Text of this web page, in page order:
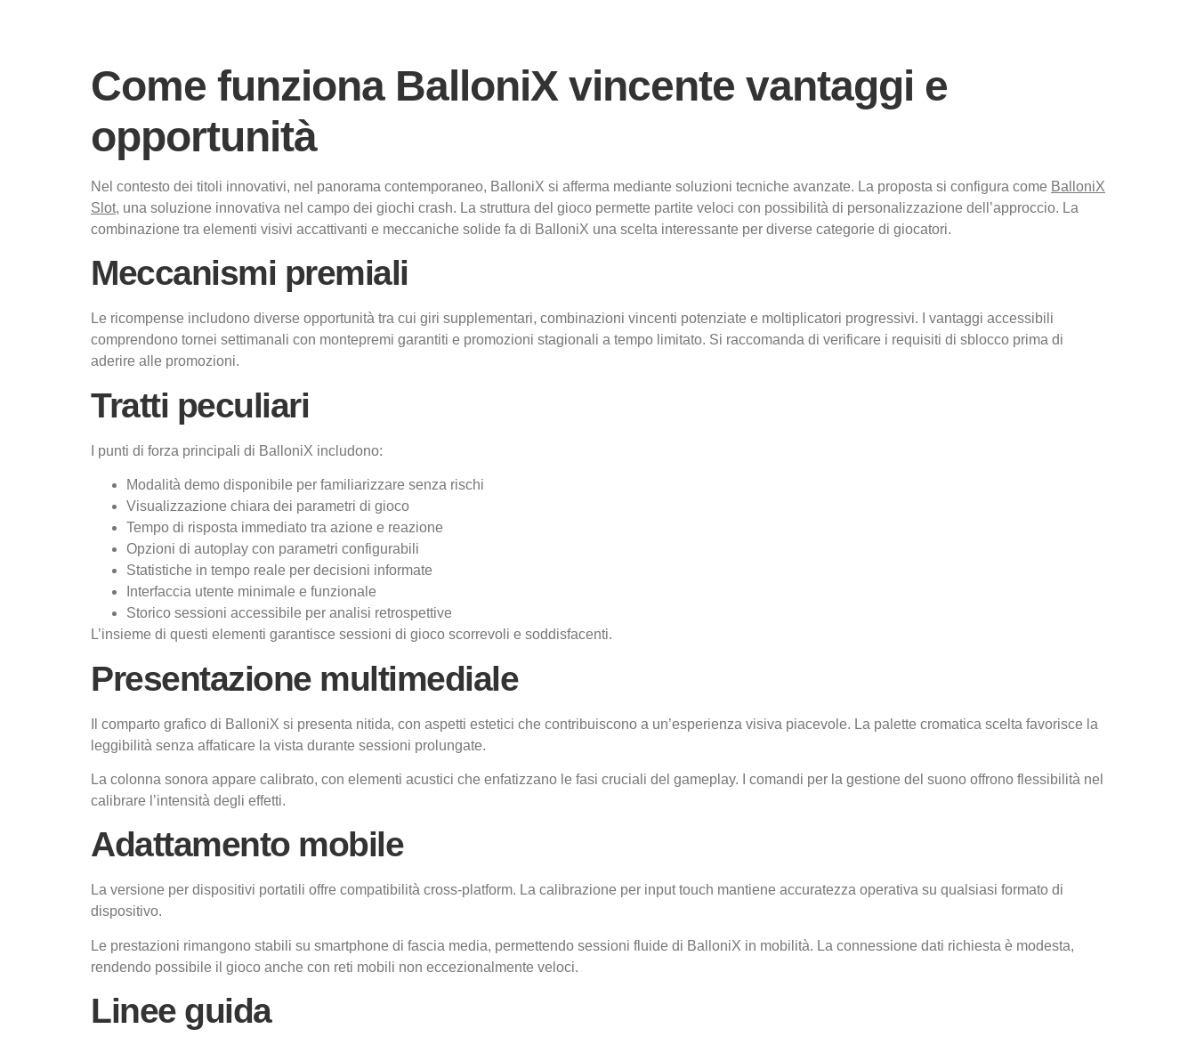
Come funziona BalloniX vincente vantaggi e
opportunità
Nel contesto dei titoli innovativi, nel panorama contemporaneo, BalloniX si afferma mediante soluzioni tecniche avanzate. La proposta si configura come BalloniX
Slot, una soluzione innovativa nel campo dei giochi crash. La struttura del gioco permette partite veloci con possibilità di personalizzazione dell’approccio. La
combinazione tra elementi visivi accattivanti e meccaniche solide fa di BalloniX una scelta interessante per diverse categorie di giocatori.
Meccanismi premiali
Le ricompense includono diverse opportunità tra cui giri supplementari, combinazioni vincenti potenziate e moltiplicatori progressivi. I vantaggi accessibili
comprendono tornei settimanali con montepremi garantiti e promozioni stagionali a tempo limitato. Si raccomanda di verificare i requisiti di sblocco prima di
aderire alle promozioni.
Tratti peculiari
I punti di forza principali di BalloniX includono:
Modalità demo disponibile per familiarizzare senza rischi
Visualizzazione chiara dei parametri di gioco
Tempo di risposta immediato tra azione e reazione
Opzioni di autoplay con parametri configurabili
Statistiche in tempo reale per decisioni informate
Interfaccia utente minimale e funzionale
Storico sessioni accessibile per analisi retrospettive
L’insieme di questi elementi garantisce sessioni di gioco scorrevoli e soddisfacenti.
Presentazione multimediale
Il comparto grafico di BalloniX si presenta nitida, con aspetti estetici che contribuiscono a un’esperienza visiva piacevole. La palette cromatica scelta favorisce la
leggibilità senza affaticare la vista durante sessioni prolungate.
La colonna sonora appare calibrato, con elementi acustici che enfatizzano le fasi cruciali del gameplay. I comandi per la gestione del suono offrono flessibilità nel
calibrare l’intensità degli effetti.
Adattamento mobile
La versione per dispositivi portatili offre compatibilità cross-platform. La calibrazione per input touch mantiene accuratezza operativa su qualsiasi formato di
dispositivo.
Le prestazioni rimangono stabili su smartphone di fascia media, permettendo sessioni fluide di BalloniX in mobilità. La connessione dati richiesta è modesta,
rendendo possibile il gioco anche con reti mobili non eccezionalmente veloci.
Linee guida